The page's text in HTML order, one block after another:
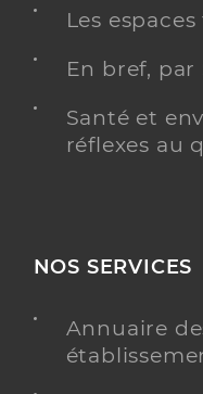
Les
En bref, par
Santé et
réflexes au
NOS SERVICES
Annuaire